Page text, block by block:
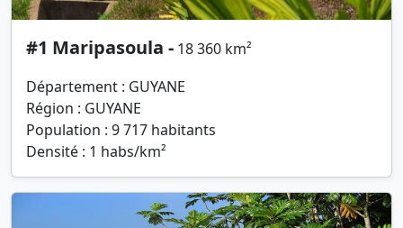
#1 Maripasoula - 18 360 km²
Département : GUYANE
Région : GUYANE
Population : 9 717 habitants
Densité : 1 habs/km²